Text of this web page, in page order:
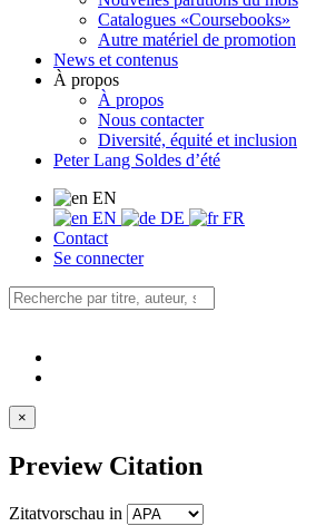
Catalogues «Coursebooks»
Autre matériel de promotion
News et contenus
À propos
À propos
Nous contacter
Diversité, équité et inclusion
Peter Lang Soldes d’été
EN
EN
DE
FR
Contact
Se connecter
×
Preview Citation
Zitatvorschau in